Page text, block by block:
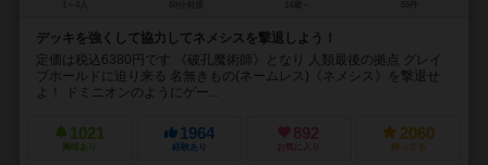
デッキを強くして協力してネメシスを撃退しよう！
定価は税込6380円です 《破孔魔術師》となり 人類最後の拠点 グレイ
ブホールドに迫り来る 名無きもの(ネームレス)《ネメシス》を撃退せ
よ！ ドミニオンのようにゲー...
1021
興味あり
1964
経験あり
892
お気に入り
2060
持ってる